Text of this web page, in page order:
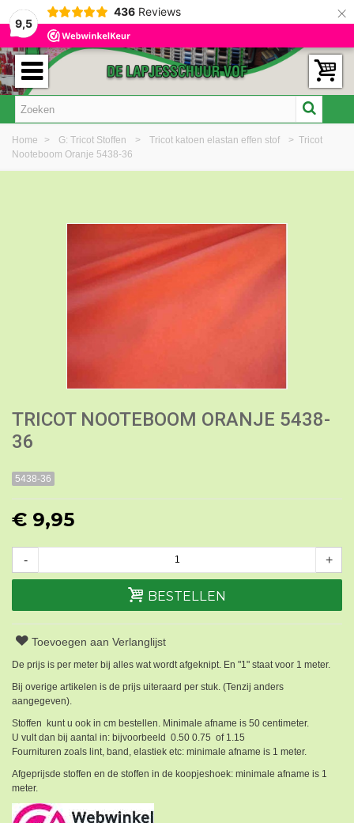
9,5
436 Reviews ×
Home > G: Tricot Stoffen > Tricot katoen elastan effen stof > Tricot
Nooteboom Oranje 5438-36
TRICOT NOOTEBOOM ORANJE 5438-
36
5438-36
€ 9,95
- +
BESTELLEN
Toevoegen aan Verlanglijst
De prijs is per meter bij alles wat wordt afgeknipt. En "1" staat voor 1 meter.
Bij overige artikelen is de prijs uiteraard per stuk. (Tenzij anders
aangegeven).
Stoffen kunt u ook in cm bestellen. Minimale afname is 50 centimeter.
U vult dan bij aantal in: bijvoorbeeld 0.50 0.75 of 1.15
Fournituren zoals lint, band, elastiek etc: minimale afname is 1 meter.
Afgeprijsde stoffen en de stoffen in de koopjeshoek: minimale afname is 1
meter.